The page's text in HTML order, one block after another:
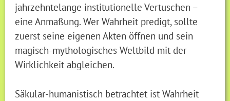
jahrzehntelange institutionelle Vertuschen –
eine Anmaßung. Wer Wahrheit predigt, sollte
zuerst seine eigenen Akten öffnen und sein
magisch-mythologisches Weltbild mit der
Wirklichkeit abgleichen.
Säkular-humanistisch betrachtet ist Wahrheit